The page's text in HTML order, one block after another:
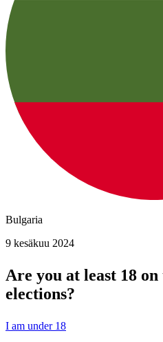
Bulgaria
9 kesäkuu 2024
Are you at least 18
elections?
I am under 18